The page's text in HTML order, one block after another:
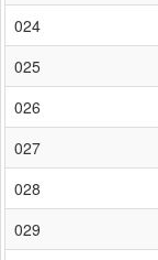
024
025
026
027
028
029